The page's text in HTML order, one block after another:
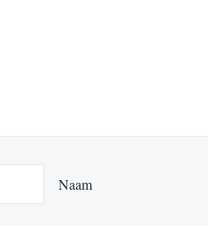
Naam